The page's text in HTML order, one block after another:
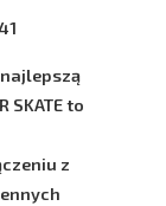
SKATEto
z